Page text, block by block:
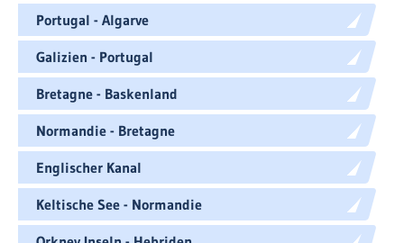
Portugal - Algarve
Galizien - Portugal
Bretagne - Baskenland
Normandie - Bretagne
Englischer Kanal
Keltische See - Normandie